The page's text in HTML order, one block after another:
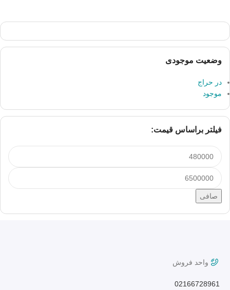
وضعیت موجودی
در حراج
موجود
فیلتر براساس قیمت:
صافی
واحد فروش
02166728961